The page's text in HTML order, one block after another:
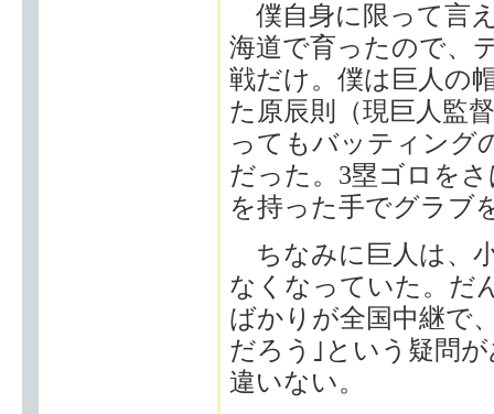
僕自身に限って言
海道で育ったので、
戦だけ。僕は巨人の
た原辰則（現巨人監
ってもバッティング
だった。3塁ゴロを
を持った手でグラブ
ちなみに巨人は、
なくなっていた。だ
ばかりが全国中継で
だろう｣という疑問
違いない。